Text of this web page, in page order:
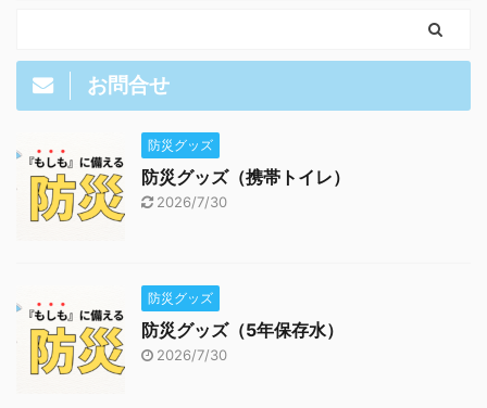
お問合せ
防災グッズ
防災グッズ（携帯トイレ）
2026/7/30
防災グッズ
防災グッズ（5年保存水）
2026/7/30